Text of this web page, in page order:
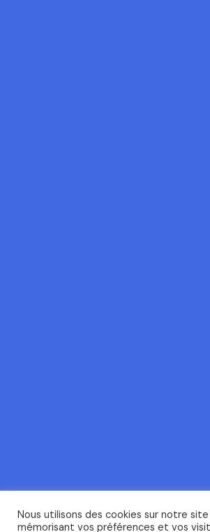
Nous utilisons des cookies sur notre
mémorisant vos préférences et vos